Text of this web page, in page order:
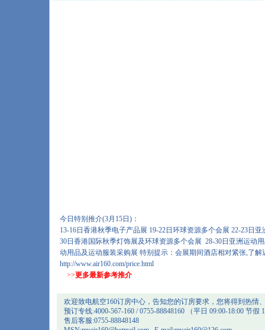
今日特别推介(3月15日)：
13-16日香港秋季电子产品展 19-22日环球资源多个会展 22-23日
30日香港国际秋季灯饰展及环球资源多个会展 28-30日亚洲运动
动用品及运动服装采购展 特别提示：会展期间酒店相对紧张,了解
http://www.air160.com/price.html
>>更多最新参考推介
欢迎致电航空160订房中心，告知您的订房要求，您将得到热情
预订专线:4000-567-160 / 0755-88848160 （平日 09:00-18:00 节假
售后客服:0755-88848148